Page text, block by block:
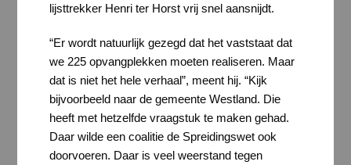
lijsttrekker Henri ter Horst vrij snel aansnijdt.
“Er wordt natuurlijk gezegd dat het vaststaat dat
we 225 opvangplekken moeten realiseren. Maar
dat is niet het hele verhaal”, meent hij. “Kijk
bijvoorbeeld naar de gemeente Westland. Die
heeft met hetzelfde vraagstuk te maken gehad.
Daar wilde een coalitie de Spreidingswet ook
doorvoeren. Daar is veel weerstand tegen